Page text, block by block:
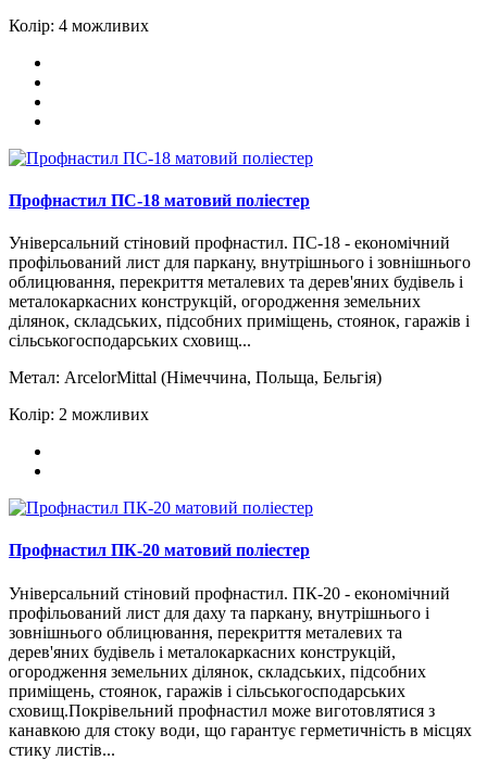
Колір: 4 можливих
Профнастил ПС-18 матовий поліестер
Універсальний стіновий профнастил. ПС-18 - економічний
профільований лист для паркану, внутрішнього і зовнішнього
облицювання, перекриття металевих та дерев'яних будівель і
металокаркасних конструкцій, огородження земельних
ділянок, складських, підсобних приміщень, стоянок, гаражів і
сільськогосподарських сховищ...
Метал: ArcelorMittal (Німеччина, Польща, Бельгія)
Колір: 2 можливих
Профнастил ПК-20 матовий поліестер
Універсальний стіновий профнастил. ПК-20 - економічний
профільований лист для даху та паркану, внутрішнього і
зовнішнього облицювання, перекриття металевих та
дерев'яних будівель і металокаркасних конструкцій,
огородження земельних ділянок, складських, підсобних
приміщень, стоянок, гаражів і сільськогосподарських
сховищ.Покрівельний профнастил може виготовлятися з
канавкою для стоку води, що гарантує герметичність в місцях
стику листів...